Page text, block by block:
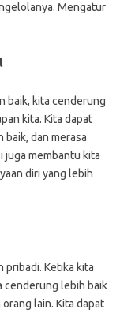
Mengatur
baik, kita cenderung
kita. Kita dapat
dan merasa
juga membantu kita
diri yang lebih
pribadi. Ketika kita
cenderung lebih baik
lain. Kita dapat